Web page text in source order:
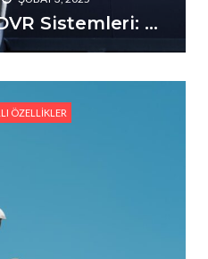
HiLook NVR ve DVR Sistemleri: Hangi Modeli Seçmelisiniz?
ÖZELLIKLER